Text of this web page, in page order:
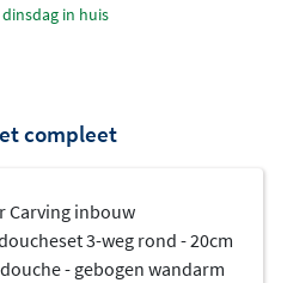
het douchen. Het
Carving design.
in huis
compleet
Carving inbouw
3-weg rond - 20cm
- gebogen wandarm